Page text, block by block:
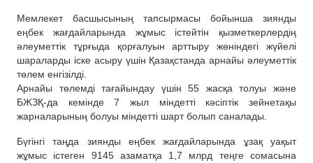
Мемлекет басшысының тапсырмасы бойынша зиянды
еңбек жағдайларында жұмыс істейтін қызметкерлердің
әлеуметтік тұрғыда қорғалуын арттыру жөніндегі жүйелі
шараларды іске асыру үшін Қазақстанда арнайы әлеуметтік
төлем енгізілді.
Арнайы төлемді тағайындау үшін 55 жасқа толуы және
БЖЗҚ-да кемінде 7 жыл міндетті кәсіптік зейнетақы
жарналарының болуы міндетті шарт болып саналады.
Бүгінгі таңда зиянды еңбек жағдайларында ұзақ уақыт
жұмыс істеген 9145 азаматқа 1,7 млрд теңге сомасына